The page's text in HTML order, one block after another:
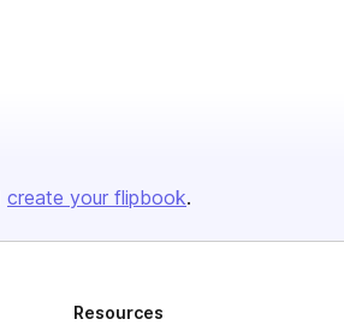
create your flipbook.
Resources